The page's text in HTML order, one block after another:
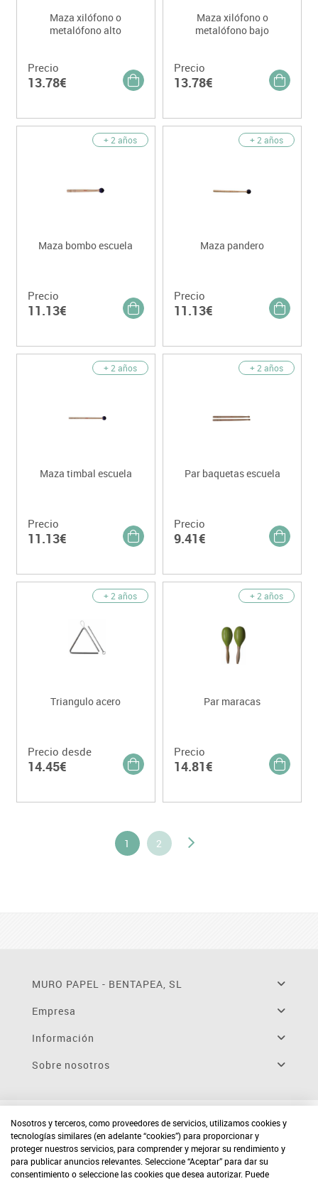
Maza xilófono o
metalófono alto
Precio
13.78€
Maza xilófono o
metalófono bajo
Precio
13.78€
+ 2 años
Maza bombo escuela
Precio
11.13€
+ 2 años
Maza pandero
Precio
11.13€
+ 2 años
Maza timbal escuela
Precio
11.13€
+ 2 años
Par baquetas escuela
Precio
9.41€
+ 2 años
Triangulo acero
Precio desde
14.45€
+ 2 años
Par maracas
Precio
14.81€
1 2
MURO PAPEL - BENTAPEA, SL
Empresa
Información
Sobre nosotros
Nosotros y terceros, como proveedores de servicios, utilizamos cookies y
tecnologías similares (en adelante “cookies”) para proporcionar y
proteger nuestros servicios, para comprender y mejorar su rendimiento y
para publicar anuncios relevantes. Seleccione “Aceptar” para dar su
consentimiento o seleccione las cookies que desea autorizar. Puede